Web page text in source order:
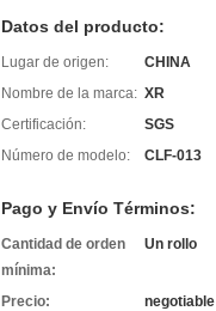
Datos del producto:
Lugar de origen:
CHINA
Nombre de la marca: XR
Certificación:
SGS
Número de modelo:
CLF-013
Pago y Envío Términos:
Cantidad de orden
mínima:
Un rollo
Precio: negotiable